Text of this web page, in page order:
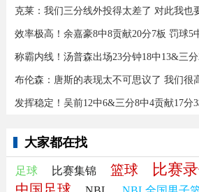
克莱：我们三分线外投得太差了 对此我也
效率极高！余嘉豪8中8贡献20分7板 罚球5
称霸内线！汤普森出场23分钟18中13&三分
布伦森：唐斯的表现太不可思议了 我们很
发挥稳定！吴前12中6&三分8中4贡献17分
大家都在找
足球 比赛集锦 篮球 比赛